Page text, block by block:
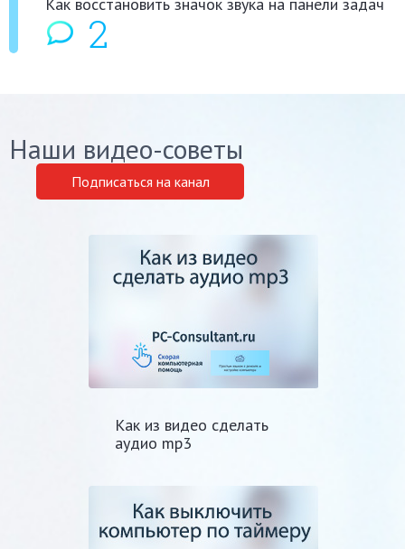
2
Наши видео-советы
Подписаться на канал
Как из видео сделать
аудио mp3